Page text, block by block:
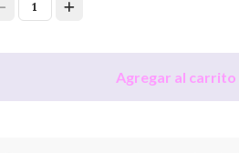
1
Agregar al carrito